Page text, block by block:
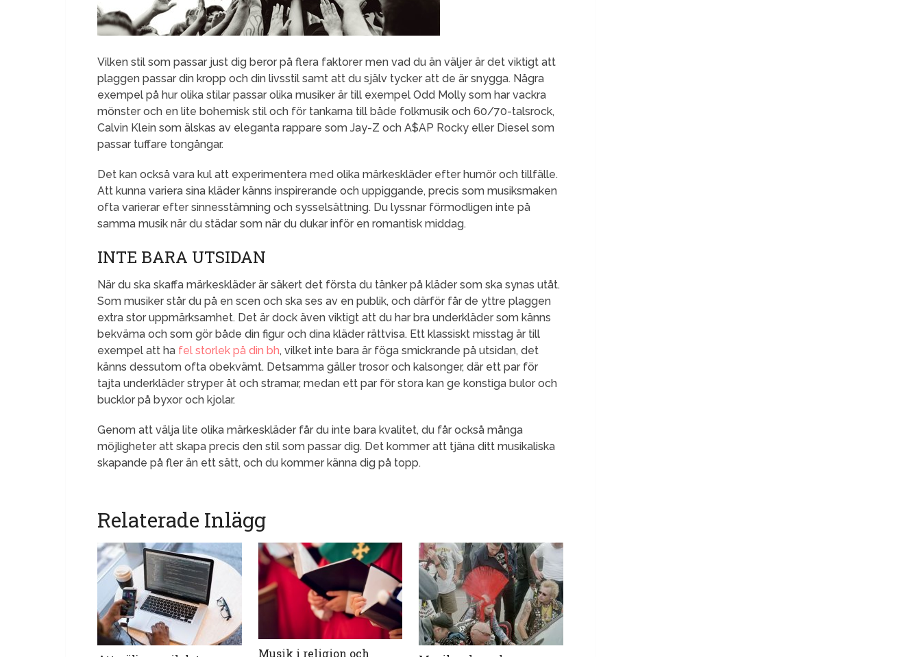
Vilken stil som passar just dig beror på flera faktorer men vad du än väljer är det viktigt att
plaggen passar din kropp och din livsstil samt att du själv tycker att de är snygga. Några
exempel på hur olika stilar passar olika musiker är till exempel Odd Molly som har vackra
mönster och en lite bohemisk stil och för tankarna till både folkmusik och 60/70-talsrock,
Calvin Klein som älskas av eleganta rappare som Jay-Z och A$AP Rocky eller Diesel som
passar tuffare tongångar.
Det kan också vara kul att experimentera med olika märkeskläder efter humör och tillfälle.
Att kunna variera sina kläder känns inspirerande och uppiggande, precis som musiksmaken
ofta varierar efter sinnesstämning och sysselsättning. Du lyssnar förmodligen inte på
samma musik när du städar som när du dukar inför en romantisk middag.
INTE BARA UTSIDAN
När du ska skaffa märkeskläder är säkert det första du tänker på kläder som ska synas utåt.
Som musiker står du på en scen och ska ses av en publik, och därför får de yttre plaggen
extra stor uppmärksamhet. Det är dock även viktigt att du har bra underkläder som känns
bekväma och som gör både din figur och dina kläder rättvisa. Ett klassiskt misstag är till
exempel att ha fel storlek på din bh, vilket inte bara är föga smickrande på utsidan, det
känns dessutom ofta obekvämt. Detsamma gäller trosor och kalsonger, där ett par för
tajta underkläder stryper åt och stramar, medan ett par för stora kan ge konstiga bulor och
bucklor på byxor och kjolar.
Genom att välja lite olika märkeskläder får du inte bara kvalitet, du får också många
möjligheter att skapa precis den stil som passar dig. Det kommer att tjäna ditt musikaliska
skapande på fler än ett sätt, och du kommer känna dig på topp.
Relaterade Inlägg
Musik i religion och